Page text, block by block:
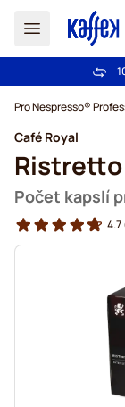
Pro Nespresso®
Café Royal
Ristretto
Počet kapslí
4.7